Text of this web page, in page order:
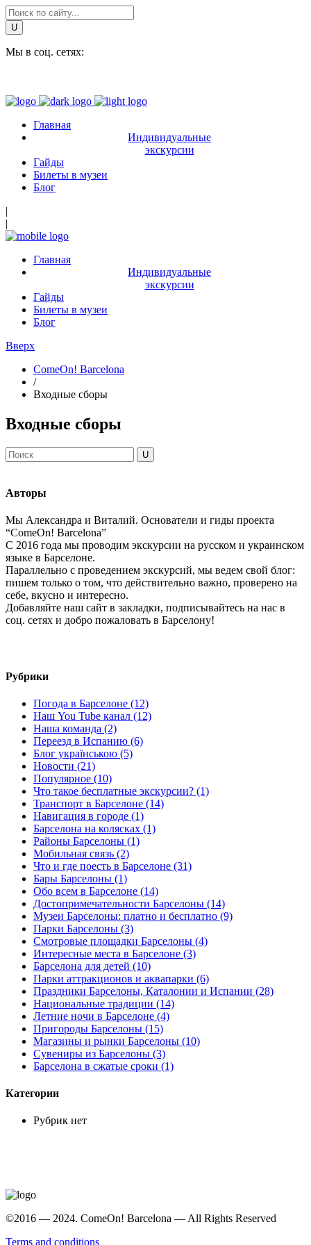
Мы в соц. сетях:
Главная
Индивидуальные
экскурсии
Гайды
Билеты в музеи
Блог
|
|
Главная
Индивидуальные
экскурсии
Гайды
Билеты в музеи
Блог
Вверх
ComeOn! Barcelona
/
Входные сборы
Входные сборы
Авторы
Мы Александра и Виталий. Основатели и гиды проекта
“ComeOn! Barcelona”
С 2016 года мы проводим экскурсии на русском и украинском
языке в Барселоне.
Параллельно с проведением экскурсий, мы ведем свой блог:
пишем только о том, что действительно важно, проверено на
себе, вкусно и интересно.
Добавляйте наш сайт в закладки, подписывайтесь на нас в
соц. сетях и добро пожаловать в Барселону!
Рубрики
Погода в Барселоне (12)
Наш You Tube канал (12)
Наша команда (2)
Переезд в Испанию (6)
Блог українською (5)
Новости (21)
Популярное (10)
Что такое бесплатные экскурсии? (1)
Транспорт в Барселоне (14)
Навигация в городе (1)
Барселона на колясках (1)
Районы Барселоны (1)
Мобильная связь (2)
Что и где поесть в Барселоне (31)
Бары Барселоны (1)
Обо всем в Барселоне (14)
Достопримечательности Барселоны (14)
Музеи Барселоны: платно и бесплатно (9)
Парки Барселоны (3)
Смотровые площадки Барселоны (4)
Интересные места в Барселоне (3)
Барселона для детей (10)
Парки аттракционов и аквапарки (6)
Праздники Барселоны, Каталонии и Испании (28)
Национальные традиции (14)
Летние ночи в Барселоне (4)
Пригороды Барселоны (15)
Магазины и рынки Барселоны (10)
Сувениры из Барселоны (3)
Барселона в сжатые сроки (1)
Категории
Рубрик нет
©2016 — 2024. ComeOn! Barcelona — All Rights Reserved
Terms and conditions